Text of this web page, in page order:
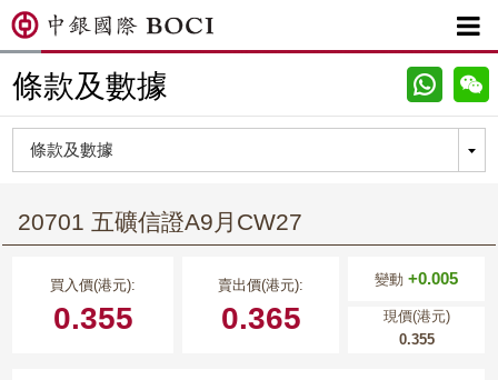

條款及數據
20701 五礦信證A9月CW27
買入價(港元):
0.355
賣出價(港元):
0.365
變動+0.005
現價(港元)
0.355